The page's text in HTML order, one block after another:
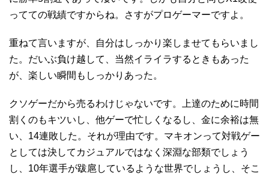
ってての戦績ですからね。さすがプロゲーマーですよ。
重ねて言いますが、自分はしっかり楽しませてもらいまし
た。だいぶ負け越して、当然イライラするときもあった
が、楽しい瞬間もしっかりあった。
クソゲーだから売るわけじゃないです。上達のために時間
割くのもキツいし、他ゲーで忙しくなるし、金に余裕は無
い、14連敗した。それが理由です。マキオンって対戦ゲー
としては決してカジュアルではなく深淵な部類でしょう
し、10年選手が跋扈しているような世界でしょうし、そこ